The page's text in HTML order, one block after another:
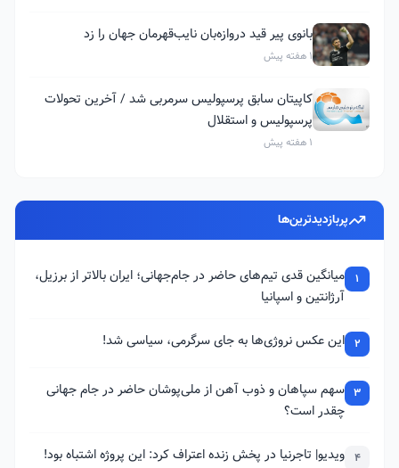
بانوی پیر قید دروازه‌بان نایب‌قهرمان جهان را زد
1 هفته پیش
کاپیتان سابق پرسپولیس سرمربی شد / آخرین تحولات
پرسپولیس و استقلال
1 هفته پیش
پربازدیدترین‌ها
1
میانگین قدی تیم‌های حاضر در جام‌جهانی؛ ایران بالاتر از برزیل،
آرژانتین و اسپانیا
2 این عکس نروژی‌ها به جای سرگرمی، سیاسی شد!
3 سهم سپاهان و ذوب آهن از ملی‌پوشان حاضر در جام جهانی
چقدر است؟
4 ویدیو| تاجرنیا در پخش زنده اعتراف کرد: این پروژه اشتباه بود!